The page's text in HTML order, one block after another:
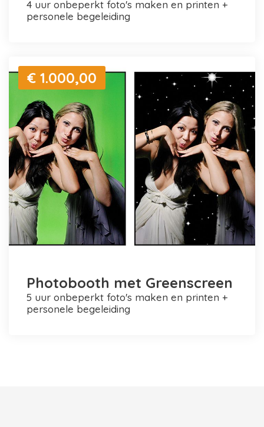
4 uur onbeperkt foto's maken en printen +
personele begeleiding
€ 1.000,00
Photobooth met Greenscreen
5 uur onbeperkt foto's maken en printen +
personele begeleiding